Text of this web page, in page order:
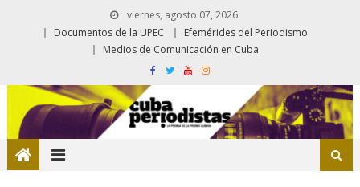
viernes, agosto 07, 2026
Documentos de la UPEC
Efemérides del Periodismo
Medios de Comunicación en Cuba